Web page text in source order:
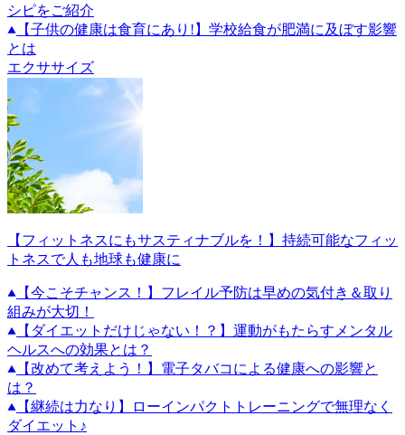
シピをご紹介
【子供の健康は食育にあり!】学校給食が肥満に及ぼす影響
とは
エクササイズ
【フィットネスにもサスティナブルを！】持続可能なフィッ
トネスで人も地球も健康に
【今こそチャンス！】フレイル予防は早めの気付き＆取り
組みが大切！
【ダイエットだけじゃない！？】運動がもたらすメンタル
ヘルスへの効果とは？
【改めて考えよう！】電子タバコによる健康への影響と
は？
【継続は力なり】ローインパクトトレーニングで無理なく
ダイエット♪